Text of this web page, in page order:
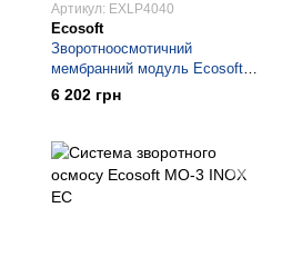
Артикул: EXLP4040
Ecosoft
Зворотноосмотичний
мембранний модуль Ecosoft
EXLP-4040
6 202 грн